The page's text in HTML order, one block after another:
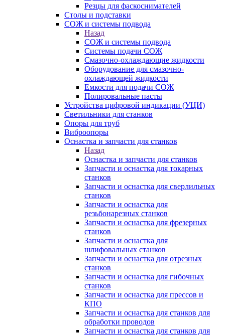
Резцы для фаскоснимателей
Столы и подставки
СОЖ и системы подвода
Назад
СОЖ и системы подвода
Системы подачи СОЖ
Смазочно-охлаждающие жидкости
Оборудование для смазочно-
охлаждающей жидкости
Емкости для подачи СОЖ
Полировальные пасты
Устройства цифровой индикации (УЦИ)
Светильники для станков
Опоры для труб
Виброопоры
Оснастка и запчасти для станков
Назад
Оснастка и запчасти для станков
Запчасти и оснастка для токарных
станков
Запчасти и оснастка для сверлильных
станков
Запчасти и оснастка для
резьбонарезных станков
Запчасти и оснастка для фрезерных
станков
Запчасти и оснастка для
шлифовальных станков
Запчасти и оснастка для отрезных
станков
Запчасти и оснастка для гибочных
станков
Запчасти и оснастка для прессов и
КПО
Запчасти и оснастка для станков для
обработки проводов
Запчасти и оснастка для станков для